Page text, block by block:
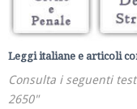
Leggi italiane e articoli
Consulta i seguenti
2650"